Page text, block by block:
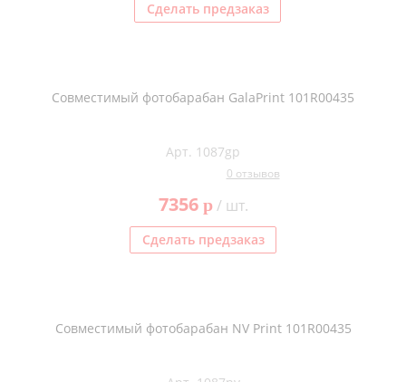
Сделать предзаказ
Совместимый фотобарабан GalaPrint 101R00435
Арт. 1087gp
0 отзывов
7356 p/ шт.
Сделать предзаказ
Совместимый фотобарабан NV Print 101R00435